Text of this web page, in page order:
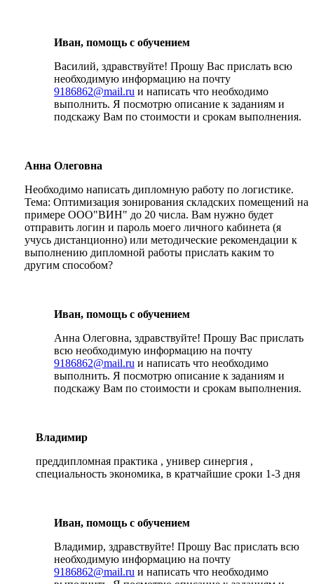
Иван, помощь с обучением
Василий, здравствуйте! Прошу Вас прислать всю
необходимую информацию на почту
9186862@mail.ru и написать что необходимо
выполнить. Я посмотрю описание к заданиям и
подскажу Вам по стоимости и срокам выполнения.
Анна Олеговна
Необходимо написать дипломную работу по логистике.
Тема: Оптимизация зонирования складских помещений на
примере ООО"ВИН" до 20 числа. Вам нужно будет
отправить логин и пароль моего личного кабинета (я
учусь дистанционно) или методические рекомендации к
выполнению дипломной работы прислать каким то
другим способом?
Иван, помощь с обучением
Анна Олеговна, здравствуйте! Прошу Вас прислать
всю необходимую информацию на почту
9186862@mail.ru и написать что необходимо
выполнить. Я посмотрю описание к заданиям и
подскажу Вам по стоимости и срокам выполнения.
Владимир
преддипломная практика , универ синергия ,
специальность экономика, в кратчайшие сроки 1-3 дня
Иван, помощь с обучением
Владимир, здравствуйте! Прошу Вас прислать всю
необходимую информацию на почту
9186862@mail.ru и написать что необходимо